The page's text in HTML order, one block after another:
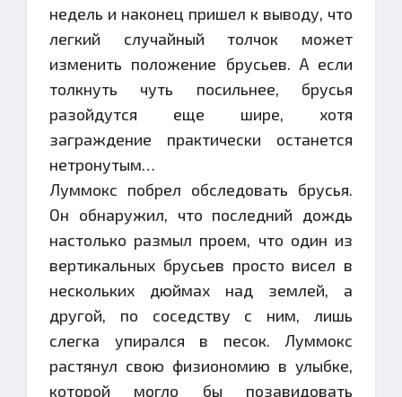
недель и наконец пришел к выводу, что
легкий случайный толчок может
изменить положение брусьев. А если
толкнуть чуть посильнее, брусья
разойдутся еще шире, хотя
заграждение практически останется
нетронутым…
Луммокс побрел обследовать брусья.
Он обнаружил, что последний дождь
настолько размыл проем, что один из
вертикальных брусьев просто висел в
нескольких дюймах над землей, а
другой, по соседству с ним, лишь
слегка упирался в песок. Луммокс
растянул свою физиономию в улыбке,
которой могло бы позавидовать